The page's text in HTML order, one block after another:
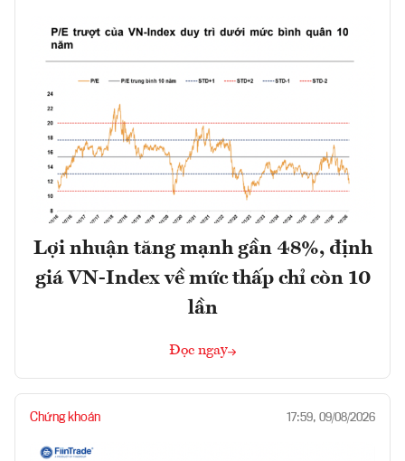
Lợi nhuận tăng mạnh gần 48%, định
giá VN-Index về mức thấp chỉ còn 10
lần
Đọc ngay
Chứng khoán 17:59, 09/08/2026